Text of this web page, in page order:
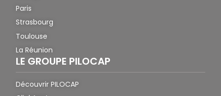
Paris
Strasbourg
Toulouse
La Réunion
LE GROUPE PILOCAP
Découvrir PILOCAP